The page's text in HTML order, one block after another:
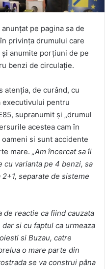
pe pagina sa de
privința drumului care
și anumite porțiuni de pe
benzi de circulație.
atenția, de curând, cu
executivului pentru
supranumit și „drumul
acestea cam în
si sunt accidente
mare. „Am încercat sa îi
cu varianta pe 4 benzi, sa
separate de sisteme
de reactie ca fiind cauzata
si cu faptul ca urmeaza
si Buzau, catre
o mare parte din
se va construi pâna